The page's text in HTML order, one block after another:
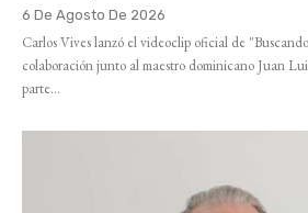
6 De Agosto De 2026
Carlos Vives lanzó el videoclip oficial de
colaboración junto al maestro dominicano Juan
parte...